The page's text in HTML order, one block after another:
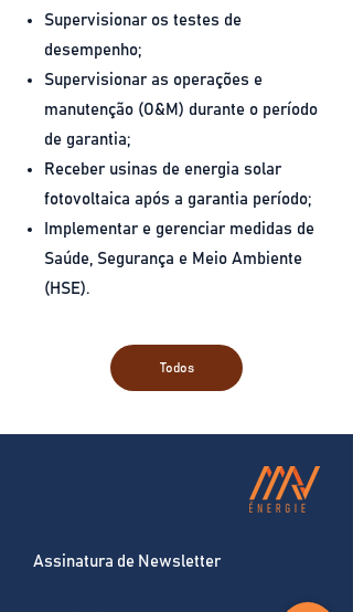
Supervisionar os testes de
desempenho;
Supervisionar as operações e
manutenção (O&M) durante o período
de garantia;
Receber usinas de energia solar
fotovoltaica após a garantia período;
Implementar e gerenciar medidas de
Saúde, Segurança e Meio Ambiente
(HSE).
Todos
Assinatura de Newsletter